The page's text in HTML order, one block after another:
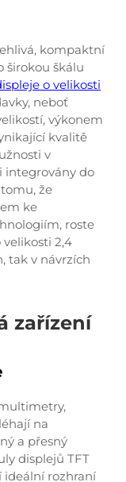
kompaktní
širokou škálu
o velikosti
neboť
výkonem
kvalitě
v
integrovány do
že
ke
roste
2,4
tak v návrzích
zařízení
na
a přesný
displejů TFT
ideální rozhraní